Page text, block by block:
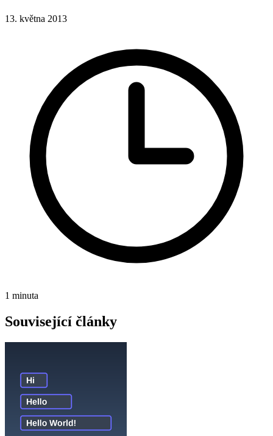
13. května 2013
1 minuta
Související články